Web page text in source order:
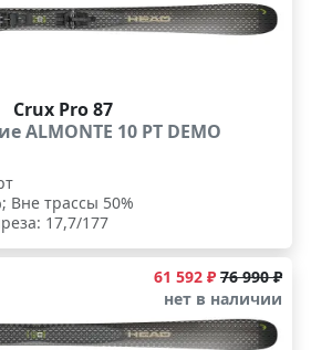
Crux Pro 87
ALMONTE 10 PT DEMO
Вне трассы 50%
17,7/177
61 592 ₽ 76 990 ₽
нет в наличии